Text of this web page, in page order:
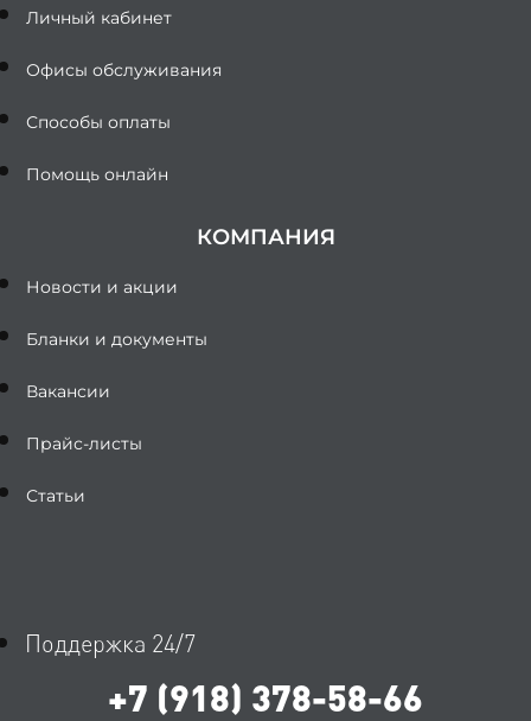
Личный кабинет
Офисы обслуживания
Способы оплаты
Помощь онлайн
КОМПАНИЯ
Новости и акции
Бланки и документы
Вакансии
Прайс-листы
Статьи
Поддержка 24/7
+7 (918) 378-58-66